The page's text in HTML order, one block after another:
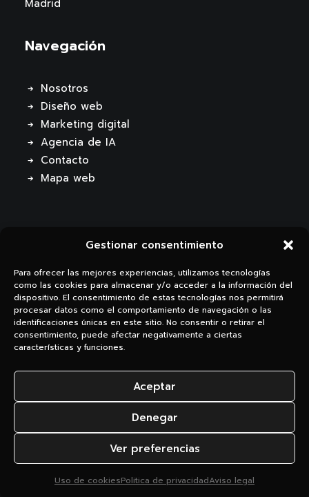
Gestionar consentimiento
Para ofrecer las mejores experiencias, utilizamos tecnologías
como las cookies para almacenar y/o acceder a la información del
dispositivo. El consentimiento de estas tecnologías nos permitirá
procesar datos como el comportamiento de navegación o las
identificaciones únicas en este sitio. No consentir o retirar el
consentimiento, puede afectar negativamente a ciertas
características y funciones.
Aceptar
Denegar
Ver preferencias
Uso de cookiesPolitica de privacidadAviso legal
Madrid
Navegación
Nosotros
Diseño web
Marketing digital
Agencia de IA
Contacto
Mapa web
Li. Ig.
© 2026 3digital |Aviso legal|Política de privacidad|Uso de
cookies